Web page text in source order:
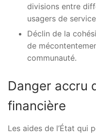
divisions entre
usagers de
Déclin de la
de
communauté.
Danger accru
financière
Les aides de l’État qui